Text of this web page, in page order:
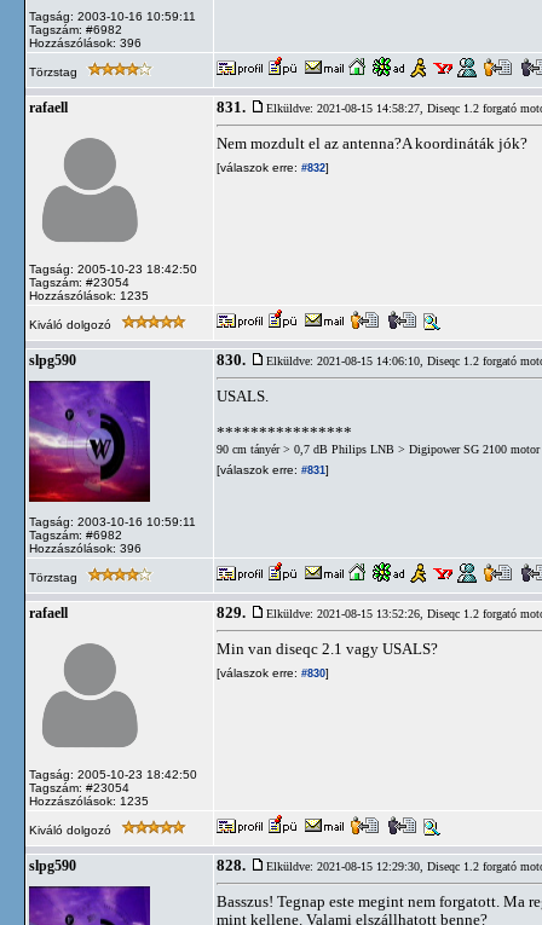
Tagság: 2003-10-16 10:59:11
Tagszám: #6982
Hozzászólások: 396
Törzstag
rafaell
Tagság: 2005-10-23 18:42:50
Tagszám: #23054
Hozzászólások: 1235
831. Elküldve: 2021-08-15 14:58:27, Diseqc 1.2 forgató
Nem mozdult el az antenna?A koordináták jók?
[válaszok erre: #832]
Kiváló dolgozó
slpg590
Tagság: 2003-10-16 10:59:11
Tagszám: #6982
Hozzászólások: 396
830. Elküldve: 2021-08-15 14:06:10, Diseqc 1.2 forgató
USALS.
****************
90 cm tányér > 0,7 dB Philips LNB > Digipower SG 2100
[válaszok erre: #831]
Törzstag
rafaell
Tagság: 2005-10-23 18:42:50
Tagszám: #23054
Hozzászólások: 1235
829. Elküldve: 2021-08-15 13:52:26, Diseqc 1.2 forgató
Min van diseqc 2.1 vagy USALS?
[válaszok erre: #830]
Kiváló dolgozó
slpg590 828. Elküldve: 2021-08-15 12:29:30, Diseqc 1.2 forgató
Basszus! Tegnap este megint nem forgatott.
mint kellene. Valami elszállhatott benne?